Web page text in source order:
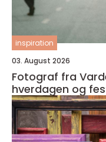
inspiration
03. August 2026
Fotograf fra
hverdagen og